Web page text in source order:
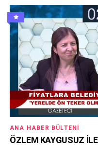
ANA HABER BÜLTENI
ÖZLEM KAYGUSUZ